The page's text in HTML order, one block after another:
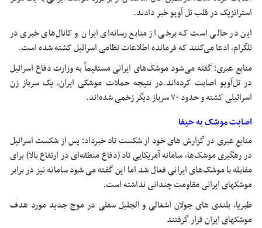
استراتژیک در قلب تل آویو خبر دادند.
این در حالی است که برخی از منابع رسانه‌ای ایران و کانال‌های خبری در
تلگرام، ادعا می‌کنند که فرمانده اطلاعات نظامی اسرائیل کشته شده است.
منابع عبری؛ گفته می‌شود موشک‌های ایرانی مستقیماً به وزارت دفاع اسرائیل
در تل‌آویو اصابت کرده‌اند.در نتیجه حملات موشکی ایران، یک سرباز زن
اسرائیلی کشته و حدود ۷۰ سرباز دیگر زخمی شده‌اند.
اصابت موشک به حیفا
منابع عبری در گزارش های خود از شکست تاد خبرداد؛ پس از شکست اسرائیل
در رهگیری موشک‌ها، سامانه آمریکایی تاد (دفاع منطقه‌ای در ارتفاع بالا) برای
مقابله با موشک‌های ایرانی فعال شد اما این گفته می شود سامانه نیز در برابر
موشکهای ایرانی مقاومت چندانی نداشته است.
طبریا، بلندی های جولان اشغالی و الجلیل سفلی در موج جدید مورد هدف
موشکهای ایران قرار گرفتند